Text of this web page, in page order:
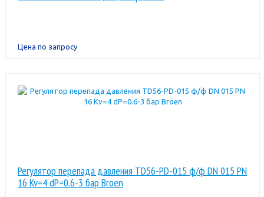
Цена по запросу
Регулятор перепада давления TD56-PD-015 ф/ф DN 015 PN
16 Kv=4 dP=0.6-3 бар Broen